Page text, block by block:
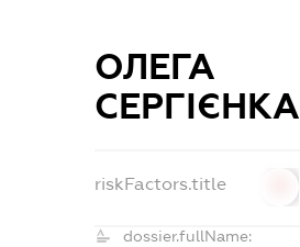
ОЛЕГА
СЕРГІЄНКА
riskFactors.title
dossier.fullName: